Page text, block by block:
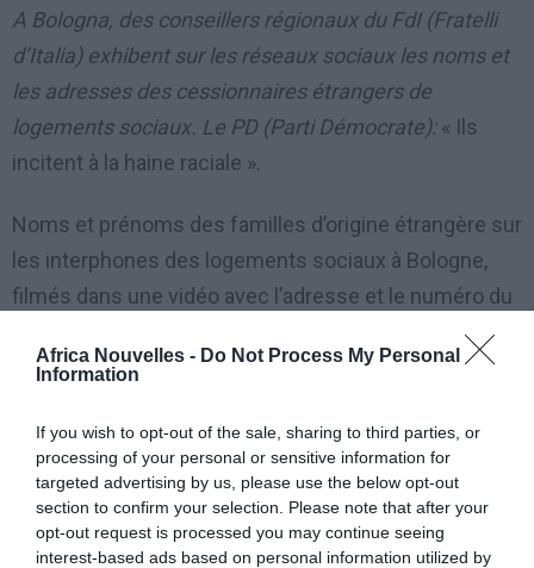
Africa Nouvelles - Do Not Process My Personal
Information
If you wish to opt-out of the sale, sharing to third parties, or
processing of your personal or sensitive information for
targeted advertising by us, please use the below opt-out
section to confirm your selection. Please note that after your
opt-out request is processed you may continue seeing
interest-based ads based on personal information utilized by
A Bologna, des conseillers régionaux du FdI (Fratelli
d’Italia) exhibent sur les réseaux sociaux les noms et
les adresses des cessionnaires étrangers de
logements sociaux. Le PD (Parti Démocrate):« Ils
incitent à la haine raciale ».
Noms et prénoms des familles d’origine étrangère sur
les interphones des logements sociaux à Bologne,
filmés dans une vidéo avec l’adresse et le numéro du
domicile, publiée ensuite sur les réseaux sociaux. Il
s’agit d’une sorte d’émission en direct sur Facebook
« Forza Italia » passé récemment à « Fratelli d’Italia »,
qui a déjà au passé défrayé la chronique à cause de
ses photos prises à une fête où il était habillé en SS
nazi.